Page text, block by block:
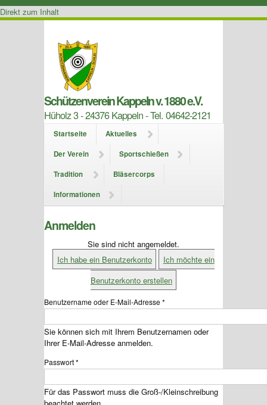
Direkt zum Inhalt
Schützenverein Kappeln v. 1880 e.V.
Hüholz 3 - 24376 Kappeln - Tel. 04642-2121
Startseite
Aktuelles
Der Verein
Sportschießen
Tradition
Bläsercorps
Informationen
Anmelden
Sie sind nicht angemeldet.
Ich habe ein Benutzerkonto
Ich möchte ein
Benutzerkonto erstellen
Benutzername oder E-Mail-Adresse*
Sie können sich mit Ihrem Benutzernamen oder
Ihrer E-Mail-Adresse anmelden.
Passwort*
Für das Passwort muss die Groß-/Kleinschreibung